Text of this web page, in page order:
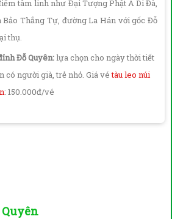
tâm linh như Đại Tượng Phật A Di Đà,
Bảo Thắng Tự, đường La Hán với gốc Đỗ
thụ.
Đỗ Quyên:lựa chọn cho ngày thời tiết
có người già, trẻ nhỏ. Giá vétàu leo núi
: 150.000đ/vé
Quyên